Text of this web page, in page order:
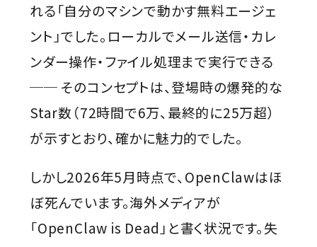
れる「自分のマシンで動かす無料エージェ
ント」でした。ローカルでメール送信・カレ
ンダー操作・ファイル処理まで実行できる
── そのコンセプトは、登場時の爆発的な
Star数（72時間で6万、最終的に25万超）
が示すとおり、確かに魅力的でした。
しかし2026年5月時点で、OpenClawはほ
ぼ死んでいます。海外メディアが
「OpenClaw is Dead」と書く状況です。失